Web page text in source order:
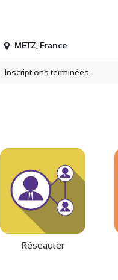
METZ France
Inscriptions terminées
Réseauter